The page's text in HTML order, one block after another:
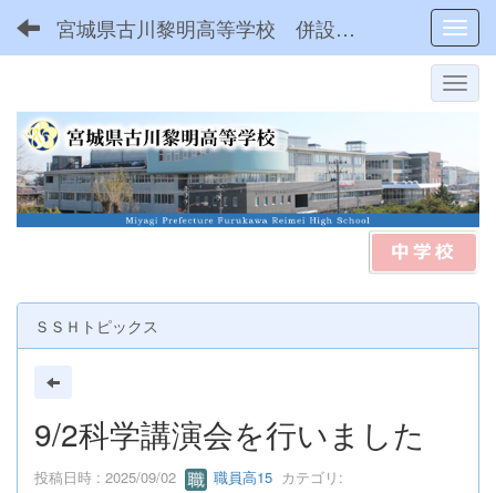
宮城県古川黎明高等学校 併設型中高一貫
ＳＳＨトピックス
9/2科学講演会を行いました
投稿日時 : 2025/09/02 職員高15 カテゴリ: